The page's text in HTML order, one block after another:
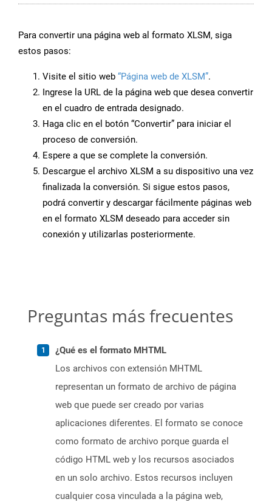
Para convertir una página web al formato XLSM, siga
estos pasos:
Visite el sitio web “Página web de XLSM”.
Ingrese la URL de la página web que desea convertir
en el cuadro de entrada designado.
Haga clic en el botón “Convertir” para iniciar el
proceso de conversión.
Espere a que se complete la conversión.
Descargue el archivo XLSM a su dispositivo una vez
finalizada la conversión. Si sigue estos pasos,
podrá convertir y descargar fácilmente páginas web
en el formato XLSM deseado para acceder sin
conexión y utilizarlas posteriormente.
Preguntas más frecuentes
¿Qué es el formato MHTML
Los archivos con extensión MHTML
representan un formato de archivo de página
web que puede ser creado por varias
aplicaciones diferentes. El formato se conoce
como formato de archivo porque guarda el
código HTML web y los recursos asociados
en un solo archivo. Estos recursos incluyen
cualquier cosa vinculada a la página web,